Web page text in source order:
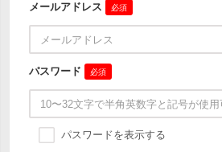
メールアドレス 必須
パスワード 必須
パスワードを表示する